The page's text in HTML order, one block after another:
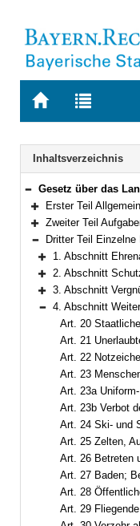
Zur
Zur
letzten
Suche
Navigation
Inhaltsverzeichnis
Bereich reduzieren
Gesetz über das Landesstrafrecht und das Verordnungsrecht auf dem Gebiet der öffentlichen
Bereich erweitern
Erster Teil Allgemeine
Bereich erweitern
Zweiter Teil Aufgaben und
Bereich reduzieren
Dritter Teil Einzelne
Bereich erweitern
1. Abschnitt
Bereich erweitern
2. Abschnitt Schutz
Bereich erweitern
3. Abschnitt
Bereich reduzieren
4. Abschnitt Weitere
Art. 20
Art. 21
Art. 22
Art. 23
Art. 23a
Art. 23b Verbot
Art. 24 Ski- und
Art. 25 Zelten,
Art. 26 Betreten
Art. 27 Baden;
Art. 28
Art. 29